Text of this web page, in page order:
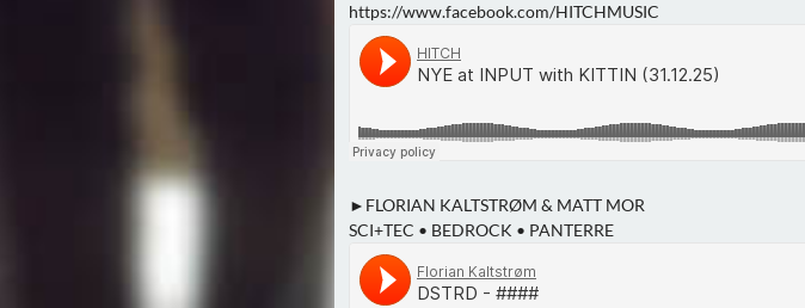
https://www.facebook.com/HITCHMUSIC
►FLORIAN KALTSTRØM & MATT MOR
SCI+TEC • BEDROCK • PANTERRE